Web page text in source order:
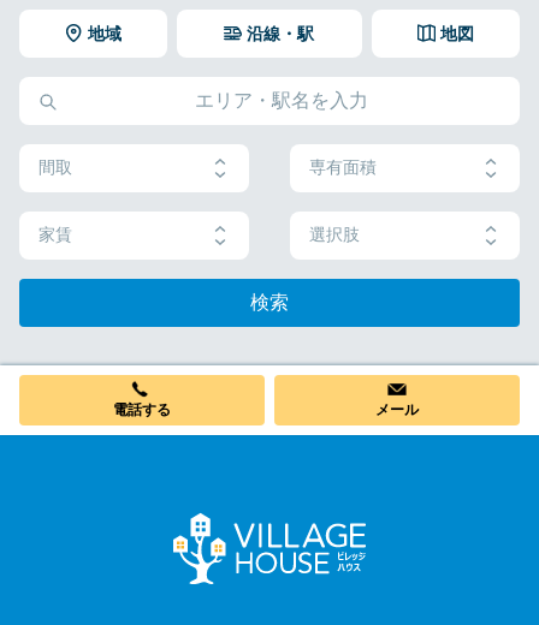
地域 地図
沿線・駅
間取 専有面積
家賃 選択肢
検索
電話する メール